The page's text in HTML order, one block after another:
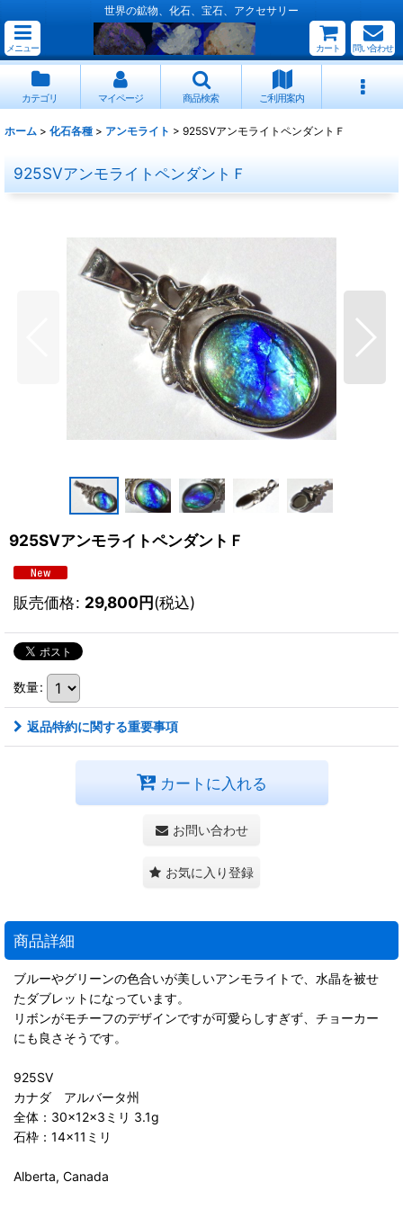
世界の鉱物、化石、宝石、アクセサリー
メニュー カート 問い合わせ
カテゴリ マイページ 商品検索 ご利用案内
ホーム > 化石各種 > アンモライト > 925SVアンモライトペンダントＦ
925SVアンモライトペンダントＦ
925SVアンモライトペンダントＦ
販売価格: 29,800円(税込)
数量:
返品特約に関する重要事項
カートに入れる
お問い合わせ
お気に入り登録
商品詳細
ブルーやグリーンの色合いが美しいアンモライトで、水晶を被せ
たダブレットになっています。
リボンがモチーフのデザインですが可愛らしすぎず、チョーカー
にも良さそうです。
925SV
カナダ アルバータ州
全体：30×12×3ミリ 3.1g
石枠：14×11ミリ
Alberta, Canada